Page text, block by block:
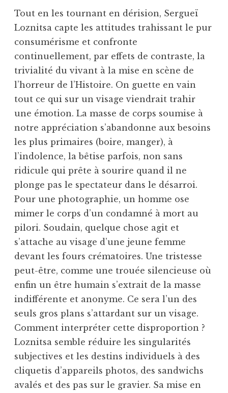
Tout en les tournant en dérision, Sergueï
Loznitsa capte les attitudes trahissant le pur
consumérisme et confronte
continuellement, par effets de contraste, la
trivialité du vivant à la mise en scène de
l’horreur de l’Histoire. On guette en vain
tout ce qui sur un visage viendrait trahir
une émotion. La masse de corps soumise à
notre appréciation s’abandonne aux besoins
les plus primaires (boire, manger), à
l’indolence, la bêtise parfois, non sans
ridicule qui prête à sourire quand il ne
plonge pas le spectateur dans le désarroi.
Pour une photographie, un homme ose
mimer le corps d’un condamné à mort au
pilori. Soudain, quelque chose agit et
s’attache au visage d’une jeune femme
devant les fours crématoires. Une tristesse
peut-être, comme une trouée silencieuse où
enfin un être humain s’extrait de la masse
indifférente et anonyme. Ce sera l’un des
seuls gros plans s’attardant sur un visage.
Comment interpréter cette disproportion ?
Loznitsa semble réduire les singularités
subjectives et les destins individuels à des
cliquetis d’appareils photos, des sandwichs
avalés et des pas sur le gravier. Sa mise en